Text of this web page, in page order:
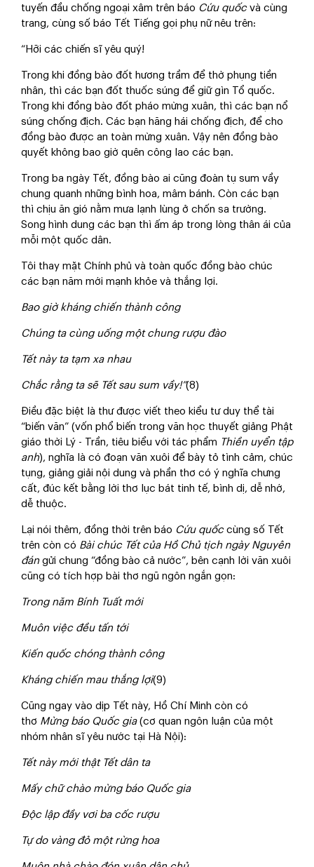
tuyến đầu chống ngoại xâm trên báo Cứu quốcvà cùng
trang, cùng số báo Tết Tiếng gọi phụ nữ nêu trên:
“Hỡi các chiến sĩ yêu quý!
Trong khi đồng bào đốt hương trầm để thờ phụng tiền
nhân, thì các bạn đốt thuốc súng để giữ gìn Tổ quốc.
Trong khi đồng bào đốt pháo mừng xuân, thì các bạn nổ
súng chống địch. Các bạn hăng hái chống địch, để cho
đồng bào được an toàn mừng xuân. Vậy nên đồng bào
quyết không bao giờ quên công lao các bạn.
Trong ba ngày Tết, đồng bào ai cũng đoàn tụ sum vầy
chung quanh những bình hoa, mâm bánh. Còn các bạn
thì chịu ăn gió nằm mưa lạnh lùng ở chốn sa trường.
Song hình dung các bạn thì ấm áp trong lòng thân ái của
mỗi một quốc dân.
Tôi thay mặt Chính phủ và toàn quốc đồng bào chúc
các bạn năm mới mạnh khỏe và thắng lợi.
Bao giờ kháng chiến thành công
Chúng ta cùng uống một chung rượu đào
Tết này ta tạm xa nhau
Chắc rằng ta sẽ Tết sau sum vầy!”(8)
Điều đặc biệt là thư được viết theo kiểu tư duy thể tài
“biến văn” (vốn phổ biến trong văn học thuyết giảng Phật
giáo thời Lý - Trần, tiêu biểu với tác phẩm Thiền uyển tập
anh), nghĩa là có đoạn văn xuôi để bày tỏ tình cảm, chúc
tụng, giảng giải nội dung và phần thơ có ý nghĩa chưng
cất, đúc kết bằng lời thơ lục bát tinh tế, bình dị, dễ nhớ,
dễ thuộc.
Lại nói thêm, đồng thời trên báo Cứu quốccùng số Tết
trên còn có Bài chúc Tết của Hồ Chủ tịch ngày Nguyên
đán gửi chung “đồng bào cả nước”, bên cạnh lời văn xuôi
cũng có tích hợp bài thơ ngũ ngôn ngắn gọn:
Trong năm Bính Tuất mới
Muôn việc đều tấn tới
Kiến quốc chóng thành công
Kháng chiến mau thắng lợi(9)
Cũng ngay vào dịp Tết này, Hồ Chí Minh còn có
thơ Mừng báo Quốc gia (cơ quan ngôn luận của một
nhóm nhân sĩ yêu nước tại Hà Nội):
Tết này mới thật Tết dân ta
Mấy chữ chào mừng báo Quốc gia
Độc lập đầy vơi ba cốc rượu
Tự do vàng đỏ một rừng hoa